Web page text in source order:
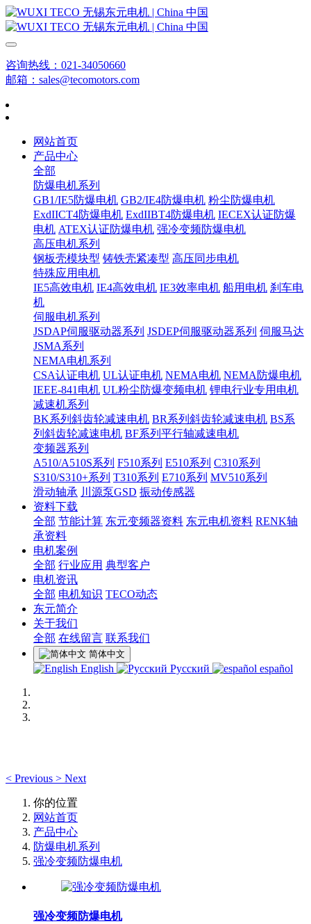
咨询热线：021-34050660
邮箱：sales@tecomotors.com
网站首页
产品中心
全部
防爆电机系列
GB1/IE5防爆电机 GB2/IE4防爆电机 粉尘防爆电机
ExdIICT4防爆电机 ExdIIBT4防爆电机 IECEX认证防爆
电机 ATEX认证防爆电机 强冷变频防爆电机
高压电机系列
钢板壳模块型 铸铁壳紧凑型 高压同步电机
特殊应用电机
IE5高效电机 IE4高效电机 IE3效率电机 船用电机 刹车电
机
伺服电机系列
JSDAP伺服驱动器系列 JSDEP伺服驱动器系列 伺服马达
JSMA系列
NEMA电机系列
CSA认证电机 UL认证电机 NEMA电机 NEMA防爆电机
IEEE-841电机 UL粉尘防爆变频电机 锂电行业专用电机
减速机系列
BK系列斜齿轮减速电机 BR系列斜齿轮减速电机 BS系
列斜齿轮减速电机 BF系列平行轴减速电机
变频器系列
A510/A510S系列 F510系列 E510系列 C310系列
S310/S310+系列 T310系列 E710系列 MV510系列
滑动轴承 川源泵GSD 振动传感器
资料下载
全部 节能计算 东元变频器资料 东元电机资料 RENK轴
承资料
电机案例
全部 行业应用 典型客户
电机资讯
全部 电机知识 TECO动态
东元简介
关于我们
全部 在线留言 联系我们
简体中文
English Русский español
< Previous > Next
你的位置
网站首页
产品中心
防爆电机系列
强冷变频防爆电机
强冷变频防爆电机